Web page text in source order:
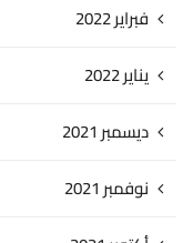
فبراير 2022
يناير 2022
ديسمبر 2021
نوفمبر 2021